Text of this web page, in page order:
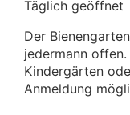
Täglich geöffnet
Der
jedermann offen.
Kindergärten
Anmeldung